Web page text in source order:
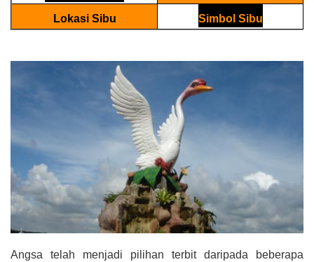
Lokasi Sibu Simbol Sibu
Angsa telah menjadi pilihan terbit daripada beberapa